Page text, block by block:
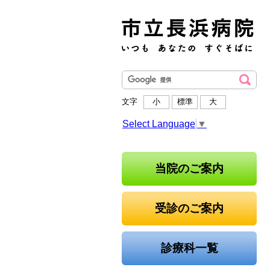
文字 小 標準 大
Select Language ▼
当院のご案内
受診のご案内
診療科一覧